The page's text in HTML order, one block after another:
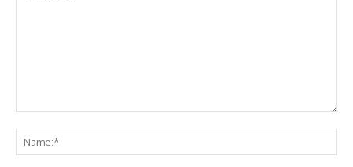
Comment: